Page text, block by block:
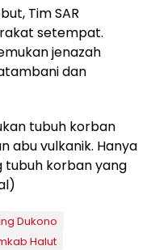
Tim SAR
setempat.
jenazah
dan
tubuh korban
abu vulkanik. Hanya
tubuh korban yang
Dukono
Halut